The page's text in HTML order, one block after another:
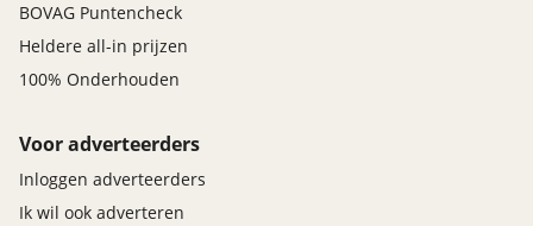
BOVAG Puntencheck
Heldere all-in prijzen
100% Onderhouden
Voor adverteerders
Inloggen adverteerders
Ik wil ook adverteren